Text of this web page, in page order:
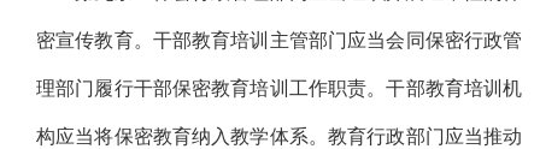
密宣传教育。干部教育培训主管部门应当会同保密行政管
理部门履行干部保密教育培训工作职责。干部教育培训机
构应当将保密教育纳入教学体系。教育行政部门应当推动